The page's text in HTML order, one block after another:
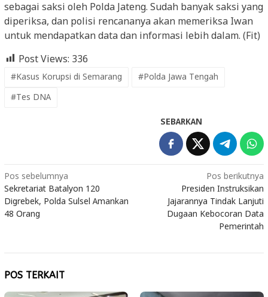
sebagai saksi oleh Polda Jateng. Sudah banyak saksi yang
diperiksa, dan polisi rencananya akan memeriksa Iwan
untuk mendapatkan data dan informasi lebih dalam. (Fit)
Post Views: 336
#Kasus Korupsi di Semarang
#Polda Jawa Tengah
#Tes DNA
SEBARKAN
Navigasi
pos
Pos sebelumnya
Sekretariat Batalyon 120
Digrebek, Polda Sulsel Amankan
48 Orang
Pos berikutnya
Presiden Instruksikan
Jajarannya Tindak Lanjuti
Dugaan Kebocoran Data
Pemerintah
POS TERKAIT